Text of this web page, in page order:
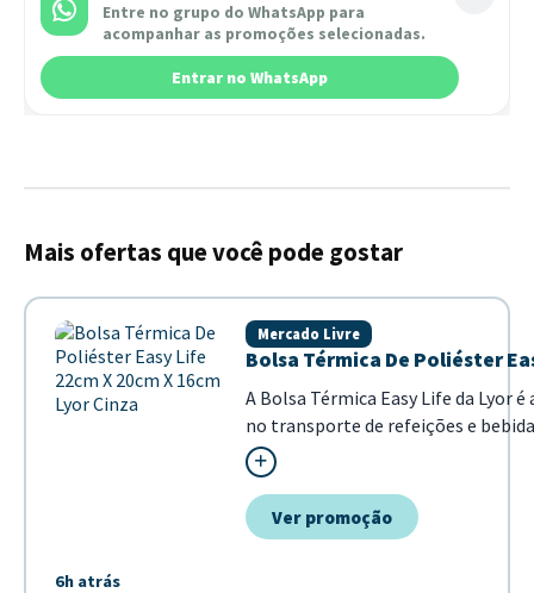
Entre no grupo do WhatsApp para
acompanhar as promoções selecionadas.
Entrar no WhatsApp
Mais ofertas que você pode gostar
6h atrás
Bolsa Térmica De Poliéster
Mercado Livre
A Bolsa Térmica Easy Life da Lyor
no transporte de refeições e
combina funcionalidade com um
Revestimento térmico interno
Ver promoção